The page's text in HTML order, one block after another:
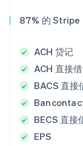
87% 的 Stripe
ACH 贷记
ACH 直接
BACS 直接
BECS 直接
EPS